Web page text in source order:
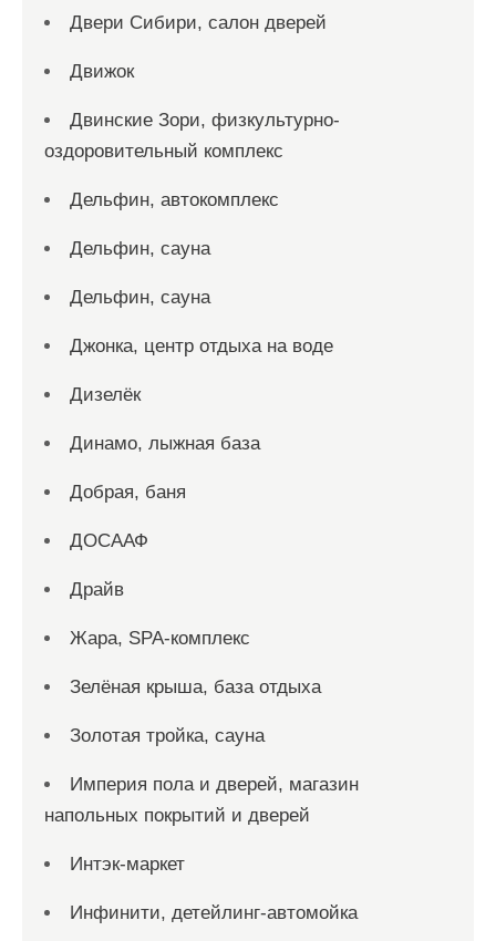
Двери Сибири, салон дверей
Движок
Двинские Зори, физкультурно-
оздоровительный комплекс
Дельфин, автокомплекс
Дельфин, сауна
Дельфин, сауна
Джонка, центр отдыха на воде
Дизелёк
Динамо, лыжная база
Добрая, баня
ДОСААФ
Драйв
Жара, SPA-комплекс
Зелёная крыша, база отдыха
Золотая тройка, сауна
Империя пола и дверей, магазин
напольных покрытий и дверей
Интэк-маркет
Инфинити, детейлинг-автомойка